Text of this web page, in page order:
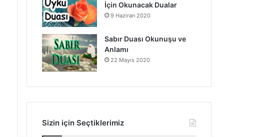
İçin Okunacak Dualar
9 Haziran 2020
Sabır Duası Okunuşu ve
Anlamı
22 Mayıs 2020
Sizin için Seçtiklerimiz